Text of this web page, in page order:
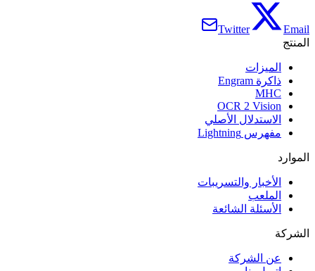
Twitter
Email
المنتج
الميزات
ذاكرة Engram
MHC
OCR 2 Vision
الاستدلال الأصلي
مفهرس Lightning
الموارد
الأخبار والتسريبات
الملعب
الأسئلة الشائعة
الشركة
عن الشركة